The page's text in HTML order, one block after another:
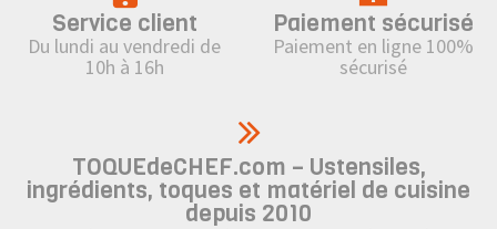
Service client
Du lundi au vendredi de
10h à 16h
Paiement sécurisé
Paiement en ligne 100%
sécurisé
TOQUEdeCHEF.com – Ustensiles,
ingrédients, toques et matériel de cuisine
depuis 2010